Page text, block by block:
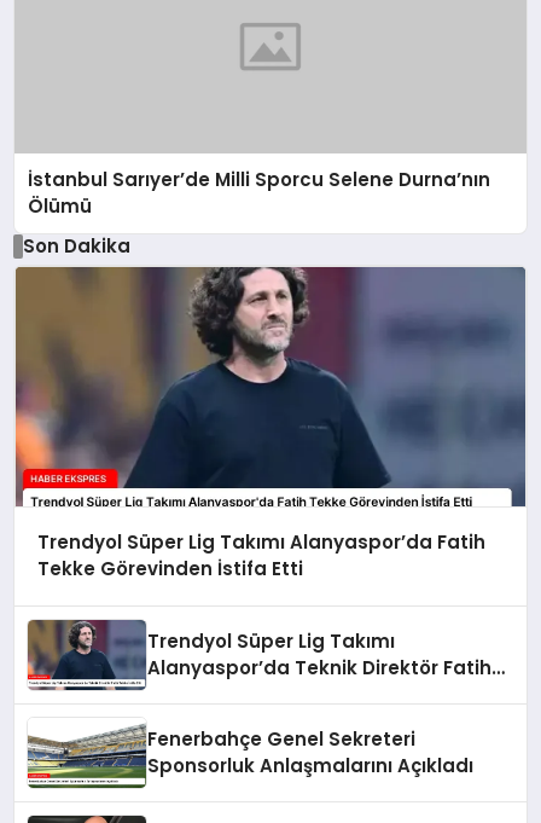
İstanbul Sarıyer’de Milli Sporcu Selene Durna’nın
Ölümü
Son Dakika
Trendyol Süper Lig Takımı Alanyaspor’da Fatih
Tekke Görevinden İstifa Etti
Trendyol Süper Lig Takımı
Alanyaspor’da Teknik Direktör Fatih
Fenerbahçe Genel Sekreteri
Sponsorluk Anlaşmalarını Açıkladı